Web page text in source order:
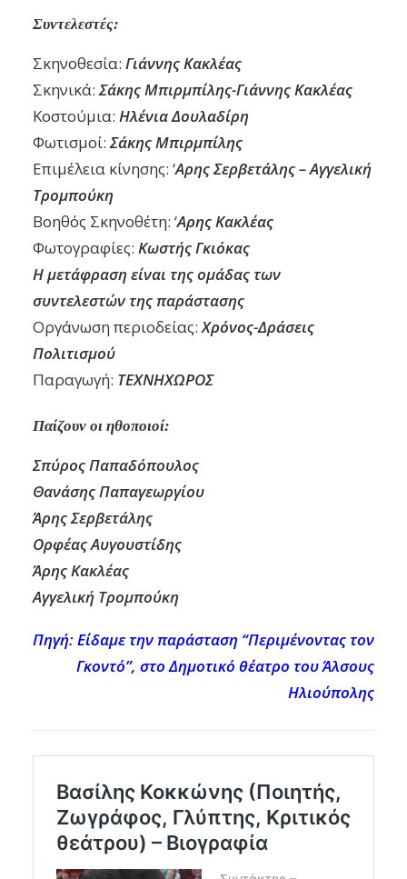
Συντελεστές:
Σκηνοθεσία: Γιάννης Κακλέας
Σκηνικά:Σάκης Μπιρμπίλης-Γιάννης Κακλέας
Κοστούμια: Ηλένια Δουλαδίρη
Φωτισμοί:Σάκης Μπιρμπίλης
Επιμέλεια κίνησης: ‘Αρης Σερβετάλης – Αγγελική
Τρομπούκη
Βοηθός Σκηνοθέτη: ‘Αρης Κακλέας
Φωτογραφίες: Κωστής Γκιόκας
Η μετάφραση είναι της ομάδας των
συντελεστών της παράστασης
Οργάνωση περιοδείας:Χρόνος-Δράσεις
Πολιτισμού
Παραγωγή: ΤΕΧΝΗΧΩΡΟΣ
Παίζουν οι ηθοποιοί:
Σπύρος Παπαδόπουλος
Θανάσης Παπαγεωργίου
Άρης Σερβετάλης
Ορφέας Αυγουστίδης
Άρης Κακλέας
Αγγελική Τρομπούκη
Πηγή: Είδαμε την παράσταση “Περιμένοντας τον
Γκοντό”, στο Δημοτικό θέατρο του Άλσους
Ηλιούπολης